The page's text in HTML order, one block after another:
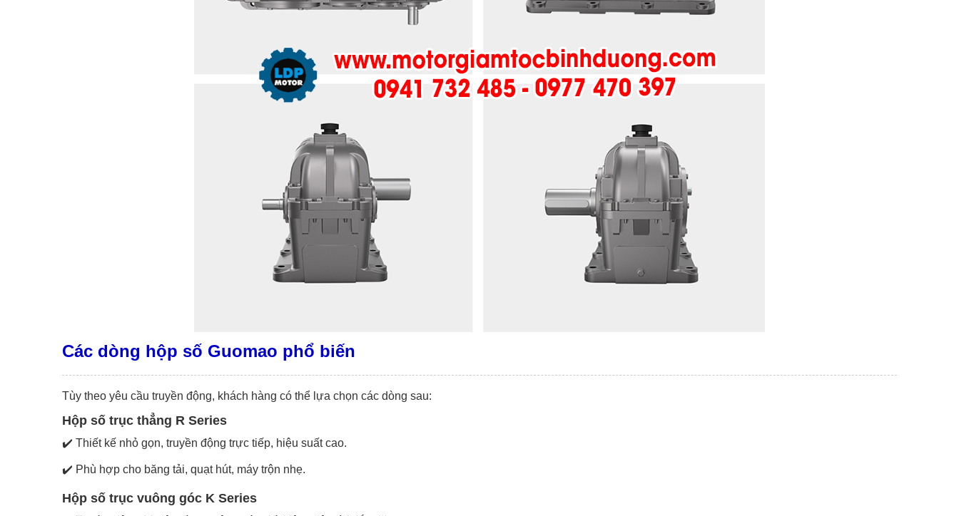
Các dòng hộp số Guomao phổ biến
Tùy theo yêu cầu truyền động, khách hàng có thể lựa chọn các dòng sau:
Hộp số trục thẳng R Series
✔️ Thiết kế nhỏ gọn, truyền động trực tiếp, hiệu suất cao.
✔️ Phù hợp cho băng tải, quạt hút, máy trộn nhẹ.
Hộp số trục vuông góc K Series